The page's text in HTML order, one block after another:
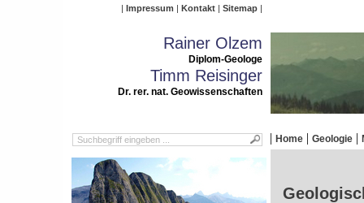
Impressum Kontakt Sitemap
Rainer Olzem
Diplom-Geologe
Timm Reisinger
Dr. rer. nat. Geowissenschaften
Home Geologie